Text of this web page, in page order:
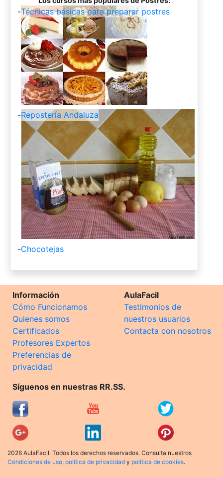
-Técnicas básicas para preparar postres
-Repostería Andaluza
-Chocotejas
Información
Cómo Funcionamos
Quienes somos
Certificados
Profesores Expertos
Preferencias de
privacidad
AulaFacil
Testimonios de
nuestros usuarios
Contacta con nosotros
Síguenos en nuestras RR.SS.
2026 AulaFacil. Todos los derechos reservados. Consulta nuestros
Condiciones de uso, política de privacidad y política de cookies.